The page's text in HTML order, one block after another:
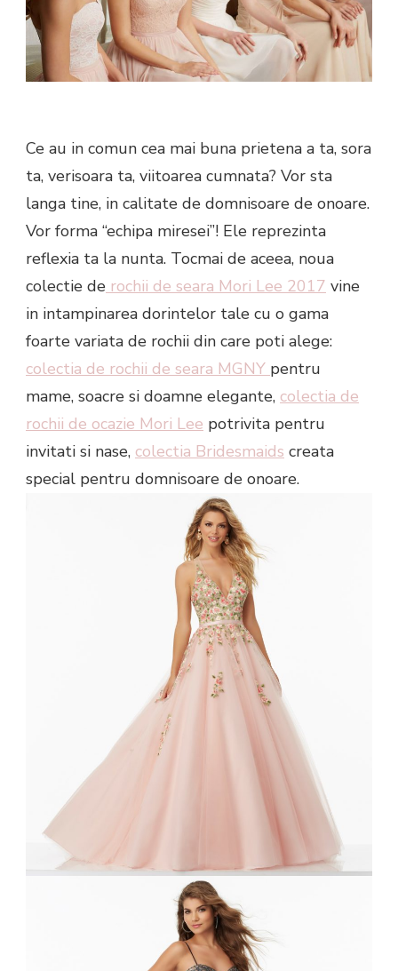
Ce au in comun cea mai buna prietena a ta, sora
ta, verisoara ta, viitoarea cumnata? Vor sta
langa tine, in calitate de domnisoare de onoare.
Vor forma “echipa miresei”! Ele reprezinta
reflexia ta la nunta. Tocmai de aceea, noua
colectie de rochii de seara Mori Lee 2017 vine
in intampinarea dorintelor tale cu o gama
foarte variata de rochii din care poti alege:
colectia de rochii de seara MGNY pentru
mame, soacre si doamne elegante, colectia de
rochii de ocazie Mori Lee potrivita pentru
invitati si nase, colectia Bridesmaids creata
special pentru domnisoare de onoare.